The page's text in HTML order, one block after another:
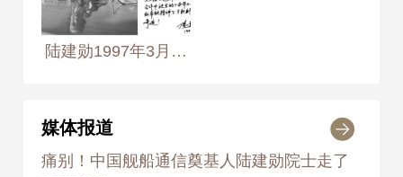
陆建勋1997年3月25日 摄于北京中国舰船研究院 摄影师：侯艺兵
媒体报道
痛别！中国舰船通信奠基人陆建勋院士走了